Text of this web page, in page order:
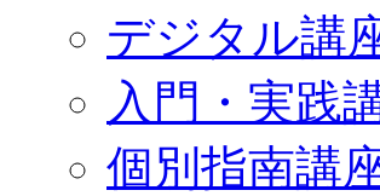
デジタル講
入門・実践
個別指南講